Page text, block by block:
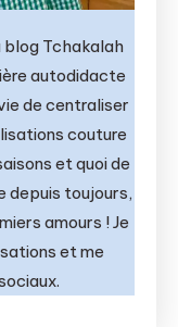
blog Tchakalah
autodidacte
de centraliser
couture
et quoi de
depuis toujours,
amours ! Je
et me